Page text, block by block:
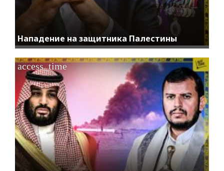
Нападение на защитника Палестины
access_time